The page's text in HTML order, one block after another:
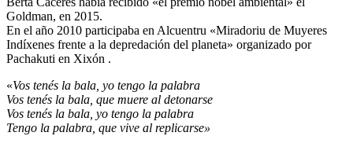
Goldman, en 2015.
En el año 2010 participaba en Alcuentru «Miradoriu de Muyeres
Indíxenes frente a la depredación del planeta» organizado por
Pachakuti en Xixón .
«Vos tenés la bala, yo tengo la palabra
Vos tenés la bala, que muere al detonarse
Vos tenés la bala, yo tengo la palabra
Tengo la palabra, que vive al replicarse»